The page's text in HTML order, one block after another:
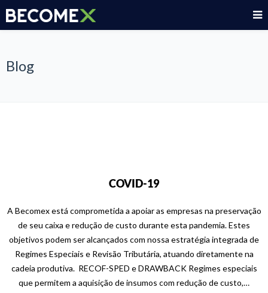
Blog
COVID-19
A Becomex está comprometida a apoiar as empresas na preservação
de seu caixa e redução de custo durante esta pandemia. Estes
objetivos podem ser alcançados com nossa estratégia integrada de
Regimes Especiais e Revisão Tributária, atuando diretamente na
cadeia produtiva. RECOF-SPED e DRAWBACK Regimes especiais
que permitem a aquisição de insumos com redução de custo,…